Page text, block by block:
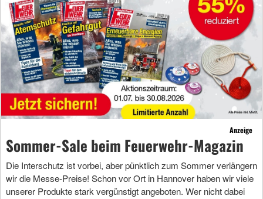
Anzeige
Sommer-Sale beim Feuerwehr-Magazin
Die Interschutz ist vorbei, aber pünktlich zum Sommer verlängern
wir die Messe-Preise! Schon vor Ort in Hannover haben wir viele
unserer Produkte stark vergünstigt angeboten. Wer nicht dabei